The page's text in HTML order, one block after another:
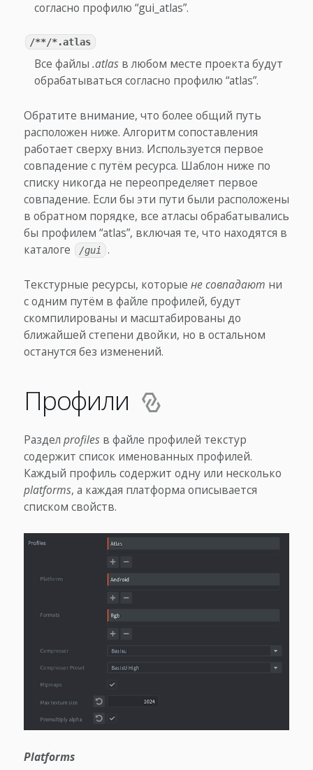
согласно профилю “gui_atlas”.
/**/*.atlas
Все файлы.atlas в любом месте проекта будут
обрабатываться согласно профилю “atlas”.
Обратите внимание, что более общий путь
расположен ниже. Алгоритм сопоставления
работает сверху вниз. Используется первое
совпадение с путём ресурса. Шаблон ниже по
списку никогда не переопределяет первое
совпадение. Если бы эти пути были расположены
в обратном порядке, все атласы обрабатывались
бы профилем “atlas”, включая те, что находятся в
каталоге
/gui .
Текстурные ресурсы, которые не совпадают ни
с одним путём в файле профилей, будут
скомпилированы и масштабированы до
ближайшей степени двойки, но в остальном
останутся без изменений.
Профили
Раздел profilesв файле профилей текстур
содержит список именованных профилей.
Каждый профиль содержит одну или несколько
platforms, а каждая платформа описывается
списком свойств.
Platforms